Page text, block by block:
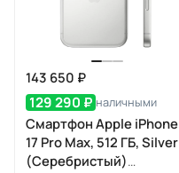
143 650 ₽
129 290 ₽ наличными
Смартфон Apple iPhone
17 Pro Max, 512 ГБ, Silver
(Серебристый)